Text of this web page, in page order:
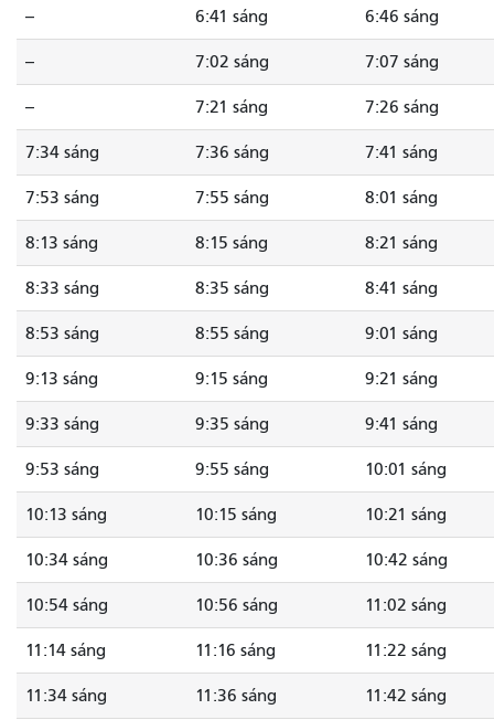
-- 6:41 sáng 6:46 sáng
-- 7:02 sáng 7:07 sáng
-- 7:21 sáng 7:26 sáng
7:34 sáng 7:36 sáng 7:41 sáng
7:53 sáng 7:55 sáng 8:01 sáng
8:13 sáng 8:15 sáng 8:21 sáng
8:33 sáng 8:35 sáng 8:41 sáng
8:53 sáng 8:55 sáng 9:01 sáng
9:13 sáng 9:15 sáng 9:21 sáng
9:33 sáng 9:35 sáng 9:41 sáng
9:53 sáng 9:55 sáng 10:01 sáng
10:13 sáng 10:15 sáng 10:21 sáng
10:34 sáng 10:36 sáng 10:42 sáng
10:54 sáng 10:56 sáng 11:02 sáng
11:14 sáng 11:16 sáng 11:22 sáng
11:34 sáng 11:36 sáng 11:42 sáng